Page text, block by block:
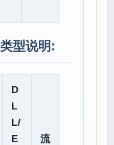
型说明:
D
L
L/
E
流